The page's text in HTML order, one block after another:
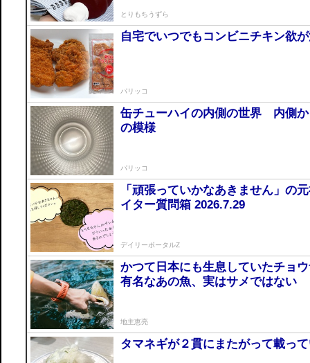
とりもちうずら
自宅でいつでもコンビニチキン欲
パリッコ
缶チューハイの内側の世界 内側
の模様
パリッコ
「頑張っていかなあきません」の
イター質問箱 2026.7.29
デイリーポータルZ
かつて日本にも生息していたチョ
有名なあの魚、実はサメではない
地主恵亮
タマネギが２貫にまたがって載っ